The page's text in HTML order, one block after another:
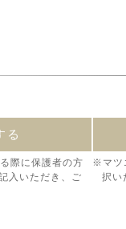
る
際に保護者の方
入いただき、ご
※マツ
択い